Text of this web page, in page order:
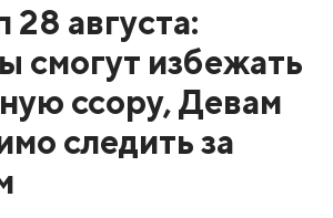
28 августа:
смогут избежать
ссору, Девам
следить за